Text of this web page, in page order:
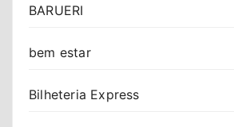
BARUERI
bem estar
Bilheteria Express